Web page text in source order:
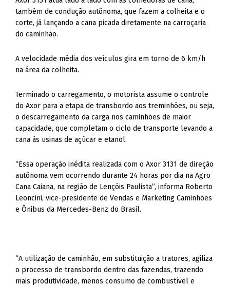
também de condução autônoma, que fazem a colheita e o
corte, já lançando a cana picada diretamente na carroçaria
do caminhão.
A velocidade média dos veículos gira em torno de 6 km/h
na área da colheita.
Terminado o carregamento, o motorista assume o controle
do Axor para a etapa de transbordo aos treminhões, ou seja,
o descarregamento da carga nos caminhões de maior
capacidade, que completam o ciclo de transporte levando a
cana às usinas de açúcar e etanol.
“Essa operação inédita realizada com o Axor 3131 de direção
autônoma vem ocorrendo durante 24 horas por dia na Agro
Cana Caiana, na região de Lençóis Paulista”, informa Roberto
Leoncini, vice-presidente de Vendas e Marketing Caminhões
e Ônibus da Mercedes-Benz do Brasil.
“A utilização de caminhão, em substituição a tratores, agiliza
o processo de transbordo dentro das fazendas, trazendo
mais produtividade, menos consumo de combustível e